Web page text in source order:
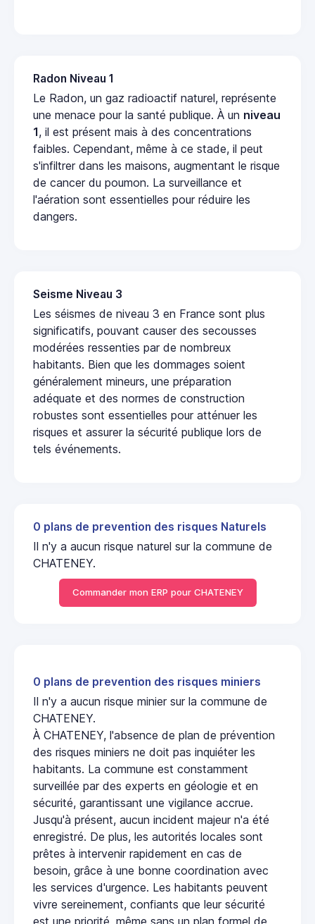
Radon Niveau 1
Le Radon, un gaz radioactif naturel, représente
une menace pour la santé publique. À un niveau
1, il est présent mais à des concentrations
faibles. Cependant, même à ce stade, il peut
s'infiltrer dans les maisons, augmentant le risque
de cancer du poumon. La surveillance et
l'aération sont essentielles pour réduire les
dangers.
Seisme Niveau 3
Les séismes de niveau 3 en France sont plus
significatifs, pouvant causer des secousses
modérées ressenties par de nombreux
habitants. Bien que les dommages soient
généralement mineurs, une préparation
adéquate et des normes de construction
robustes sont essentielles pour atténuer les
risques et assurer la sécurité publique lors de
tels événements.
0 plans de prevention des risques Naturels
Il n'y a aucun risque naturel sur la commune de
CHATENEY.
Commander mon ERP pour CHATENEY
0 plans de prevention des risques miniers
Il n'y a aucun risque minier sur la commune de
CHATENEY.
À CHATENEY, l'absence de plan de prévention
des risques miniers ne doit pas inquiéter les
habitants. La commune est constamment
surveillée par des experts en géologie et en
sécurité, garantissant une vigilance accrue.
Jusqu'à présent, aucun incident majeur n'a été
enregistré. De plus, les autorités locales sont
prêtes à intervenir rapidement en cas de
besoin, grâce à une bonne coordination avec
les services d'urgence. Les habitants peuvent
vivre sereinement, confiants que leur sécurité
est une priorité, même sans un plan formel de